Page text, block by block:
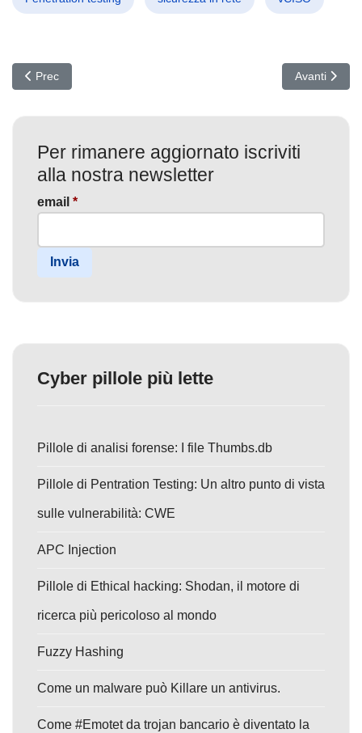
Articolo precedente: Mega Hack NationalPublicData.com: Milioni
Prec Articolo
Avanti
Per rimanere aggiornato iscriviti
alla nostra newsletter
email *
Invia
Cyber pillole più lette
Pillole di analisi forense: I file Thumbs.db
Pillole di Pentration Testing: Un altro punto di vista
sulle vulnerabilità: CWE
APC Injection
Pillole di Ethical hacking: Shodan, il motore di
ricerca più pericoloso al mondo
Fuzzy Hashing
Come un malware può Killare un antivirus.
Come #Emotet da trojan bancario è diventato la